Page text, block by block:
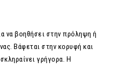
να βοηθήσει στην πρόληψη ή
Βάφεται στην κορυφή και
γρήγορα. Η